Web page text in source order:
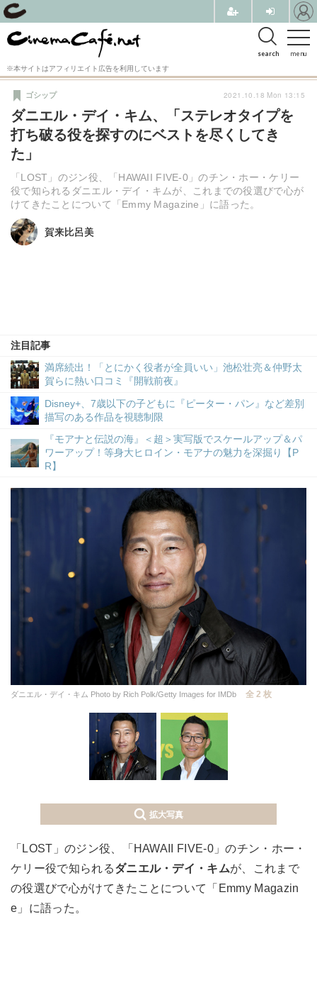
menu
search
※本サイトはアフィリエイト広告を利用しています
ダニエル・デイ・キム、「ステレオタイプを
打ち破る役を探すのにベストを尽くしてき
た」
「LOST」のジン役、「HAWAII FIVE-0」のチン・ホー・ケリー
役で知られるダニエル・デイ・キムが、これまでの役選びで心が
けてきたことについて「Emmy Magazine」に語った。
ゴシップ
賀来比呂美
賀来比呂美
注目記事
満席続出！「とにかく役者が全員いい」池松壮亮＆仲野太
賀らに熱い口コミ『開戦前夜』
Disney+、7歳以下の子どもに『ピーター・パン』など差別
描写のある作品を視聴制限
『モアナと伝説の海』＜超＞実写版でスケールアップ＆パ
ワーアップ！等身大ヒロイン・モアナの魅力を深掘り【P
R】
2021.10.18 Mon 13:15
ダニエル・デイ・キム Photo by Rich Polk/Getty Images for IMDb 全 2 枚
拡大写真
「LOST」のジン役、「HAWAII FIVE-0」のチン・ホー・
ケリー役で知られるダニエル・デイ・キムが、これまで
の役選びで心がけてきたことについて「Emmy Magazin
e」に語った。